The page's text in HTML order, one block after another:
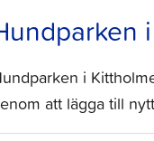
i
att lägga till